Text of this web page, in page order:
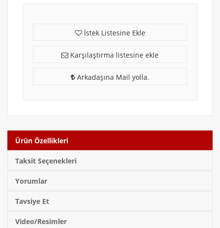
İstek Listesine Ekle
Karşılaştırma listesine ekle
Arkadaşına Mail yolla.
Ürün Özellikleri
Taksit Seçenekleri
Yorumlar
Tavsiye Et
Video/Resimler